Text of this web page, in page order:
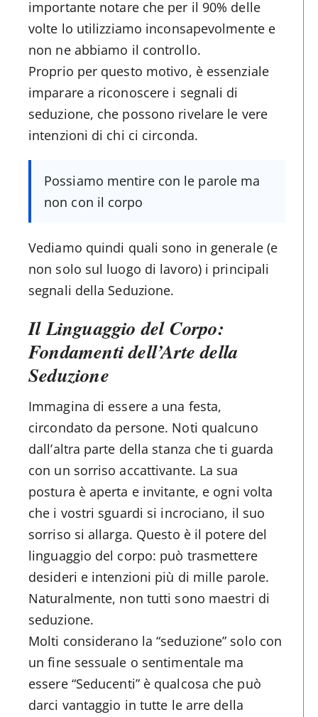
importante notare che per il 90% delle
volte lo utilizziamo inconsapevolmente e
non ne abbiamo il controllo.
Proprio per questo motivo, è essenziale
imparare a riconoscere i segnali di
seduzione, che possono rivelare le vere
intenzioni di chi ci circonda.
Possiamo mentire con le parole ma
non con il corpo
Vediamo quindi quali sono in generale (e
non solo sul luogo di lavoro) i principali
segnali della Seduzione.
Il Linguaggio del Corpo:
Fondamenti dell’Arte della
Seduzione
Immagina di essere a una festa,
circondato da persone. Noti qualcuno
dall’altra parte della stanza che ti guarda
con un sorriso accattivante. La sua
postura è aperta e invitante, e ogni volta
che i vostri sguardi si incrociano, il suo
sorriso si allarga. Questo è il potere del
linguaggio del corpo: può trasmettere
desideri e intenzioni più di mille parole.
Naturalmente, non tutti sono maestri di
seduzione.
Molti considerano la “seduzione” solo con
un fine sessuale o sentimentale ma
essere “Seducenti” è qualcosa che può
darci vantaggio in tutte le arre della